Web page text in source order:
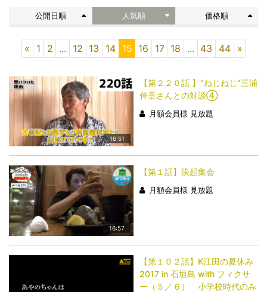
公開日順 人気順 価格順
« 1 2 ... 12 13 14 15 16 17 18 ... 43 44 »
16:51
【第２２０話 】“ねじねじ”三浦
伸章さんとの対談④
月額会員様 見放題
16:57
【第１話】決起集会
月額会員様 見放題
【第１０２話】K江田の夏休み
2017 in 石垣島 with フィクサ
ー（５／６） 小学校時代のみ